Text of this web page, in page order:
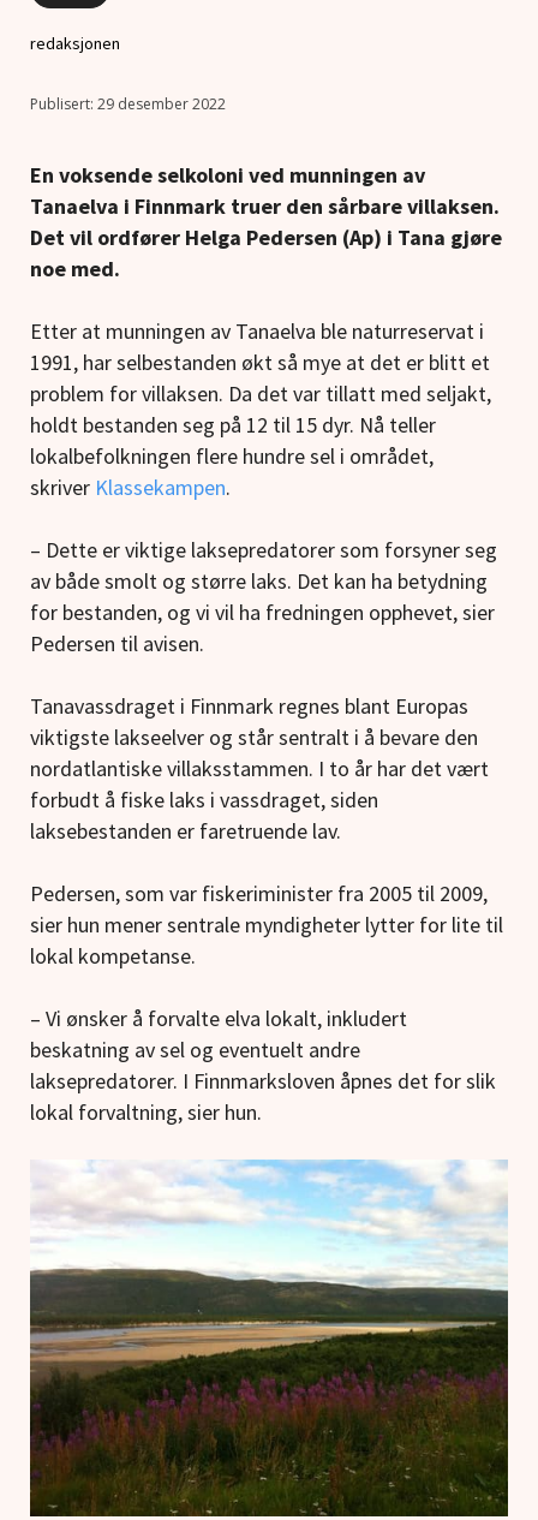
redaksjonen
29 desember 2022
En voksende selkoloni ved munningen av
Tanaelva i Finnmark truer den sårbare villaksen.
Det vil ordfører Helga Pedersen (Ap) i Tana gjøre
noe med.
Etter at munningen av Tanaelva ble naturreservat i
1991, har selbestanden økt så mye at det er blitt et
problem for villaksen. Da det var tillatt med seljakt,
holdt bestanden seg på 12 til 15 dyr. Nå teller
lokalbefolkningen flere hundre sel i området,
skriver Klassekampen.
– Dette er viktige laksepredatorer som forsyner seg
av både smolt og større laks. Det kan ha betydning
for bestanden, og vi vil ha fredningen opphevet, sier
Pedersen til avisen.
Tanavassdraget i Finnmark regnes blant Europas
viktigste lakseelver og står sentralt i å bevare den
nordatlantiske villaksstammen. I to år har det vært
forbudt å fiske laks i vassdraget, siden
laksebestanden er faretruende lav.
Pedersen, som var fiskeriminister fra 2005 til 2009,
sier hun mener sentrale myndigheter lytter for lite til
lokal kompetanse.
– Vi ønsker å forvalte elva lokalt, inkludert
beskatning av sel og eventuelt andre
laksepredatorer. I Finnmarksloven åpnes det for slik
lokal forvaltning, sier hun.